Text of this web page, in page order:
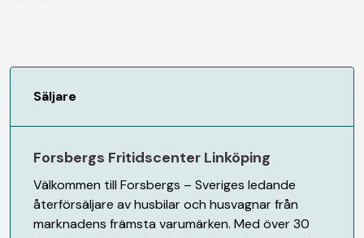
Säljare
Forsbergs Fritidscenter Linköping
Välkommen till Forsbergs – Sveriges ledande
återförsäljare av husbilar och husvagnar från
marknadens främsta varumärken. Med över 30